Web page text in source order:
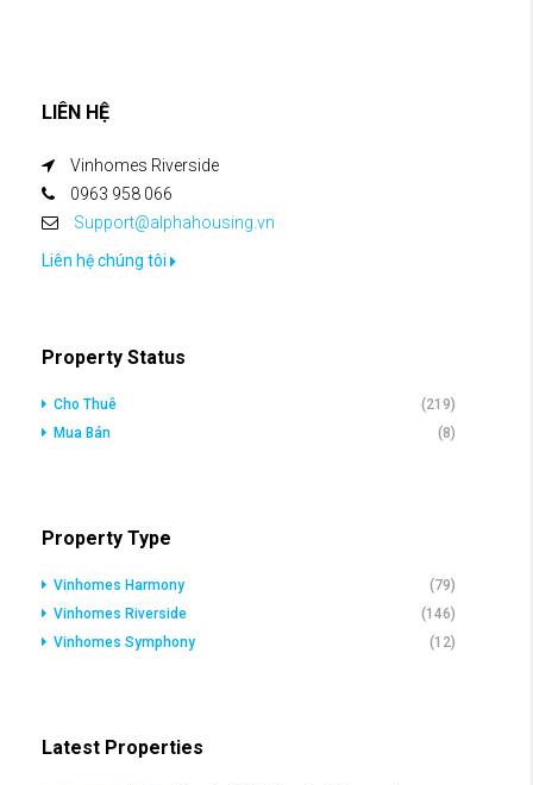
LIÊN HỆ
Vinhomes Riverside
0963 958 066
Support@alphahousing.vn
Liên hệ chúng tôi
Property Status
Cho Thuê
(219)
Mua Bán
(8)
Property Type
Vinhomes Harmony
(79)
Vinhomes Riverside
(146)
Vinhomes Symphony
(12)
Latest Properties